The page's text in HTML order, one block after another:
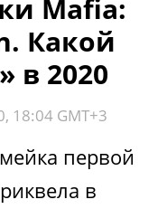
Mafia:
Какой
в 2020
18:04 GMT+3
первой
в